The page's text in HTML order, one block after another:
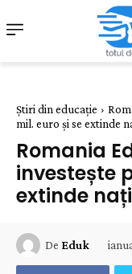
Știri din educație
mil. euro și se extinde
Romania
investește
extinde
De Eduk